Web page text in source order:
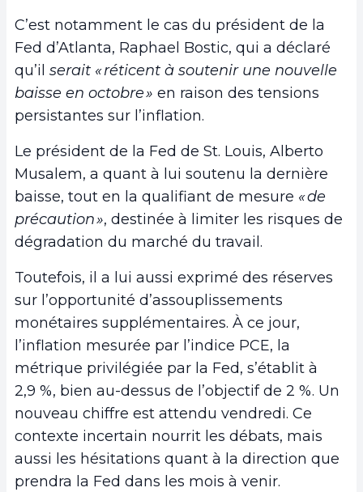
C’est notamment le cas du président de la
Fed d’Atlanta, Raphael Bostic, qui a déclaré
qu’il serait « réticent à soutenir une nouvelle
baisse en octobre » en raison des tensions
persistantes sur l’inflation.
Le président de la Fed de St. Louis, Alberto
Musalem, a quant à lui soutenu la dernière
baisse, tout en la qualifiant de mesure « de
précaution », destinée à limiter les risques de
dégradation du marché du travail.
Toutefois, il a lui aussi exprimé des réserves
sur l’opportunité d’assouplissements
monétaires supplémentaires. À ce jour,
l’inflation mesurée par l’indice PCE, la
métrique privilégiée par la Fed, s’établit à
2,9 %, bien au-dessus de l’objectif de 2 %. Un
nouveau chiffre est attendu vendredi. Ce
contexte incertain nourrit les débats, mais
aussi les hésitations quant à la direction que
prendra la Fed dans les mois à venir.